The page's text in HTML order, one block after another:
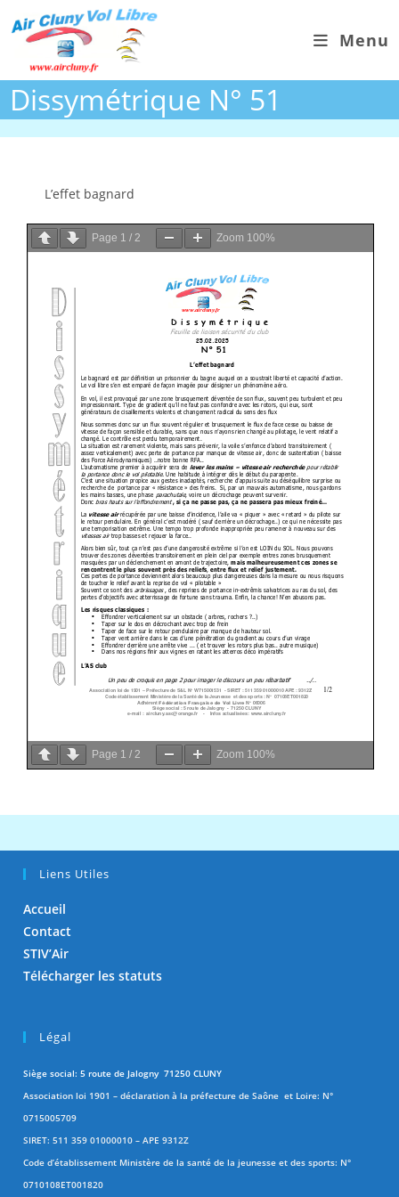
Menu
Dissymétrique N° 51
L’effet bagnard
Page 1 / 2 Zoom 100%
Page 1 / 2 Zoom 100%
Liens Utiles
Accueil
Contact
STIV’Air
Télécharger les statuts
Légal
Siège social: 5 route de Jalogny 71250 CLUNY
Association loi 1901 – déclaration à la préfecture de Saône et Loire: N°
0715005709
SIRET: 511 359 01000010 – APE 9312Z
Code d’établissement Ministère de la santé de la jeunesse et des sports: N°
0710108ET001820